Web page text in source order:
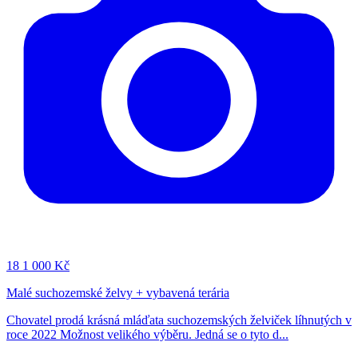
18 1 000 Kč
Malé suchozemské želvy + vybavená terária
Chovatel prodá krásná mláďata suchozemských želviček líhnutých v
roce 2022 Možnost velikého výběru. Jedná se o tyto d...